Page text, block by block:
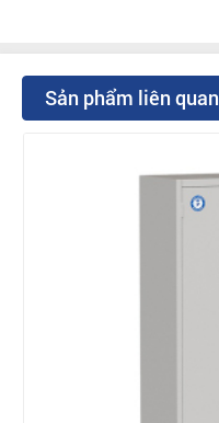
Sản phẩm liên quan